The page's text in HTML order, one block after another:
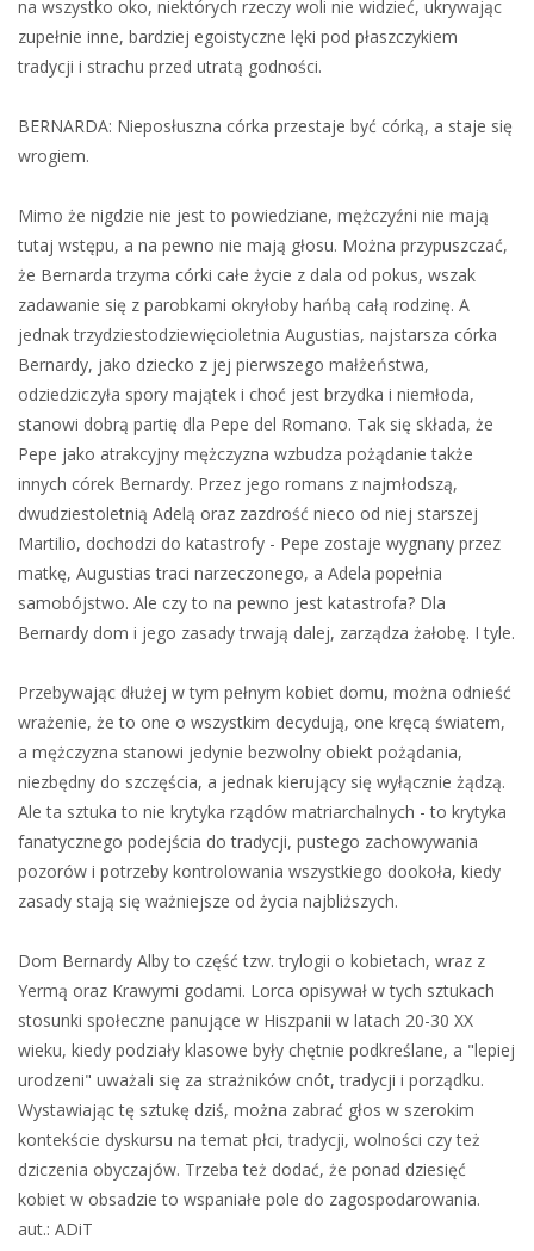
na wszystko oko, niektórych rzeczy woli nie widzieć, ukrywając
zupełnie inne, bardziej egoistyczne lęki pod płaszczykiem
tradycji i strachu przed utratą godności.
BERNARDA: Nieposłuszna córka przestaje być córką, a staje się
wrogiem.
Mimo że nigdzie nie jest to powiedziane, mężczyźni nie mają
tutaj wstępu, a na pewno nie mają głosu. Można przypuszczać,
że Bernarda trzyma córki całe życie z dala od pokus, wszak
zadawanie się z parobkami okryłoby hańbą całą rodzinę. A
jednak trzydziestodziewięcioletnia Augustias, najstarsza córka
Bernardy, jako dziecko z jej pierwszego małżeństwa,
odziedziczyła spory majątek i choć jest brzydka i niemłoda,
stanowi dobrą partię dla Pepe del Romano. Tak się składa, że
Pepe jako atrakcyjny mężczyzna wzbudza pożądanie także
innych córek Bernardy. Przez jego romans z najmłodszą,
dwudziestoletnią Adelą oraz zazdrość nieco od niej starszej
Martilio, dochodzi do katastrofy - Pepe zostaje wygnany przez
matkę, Augustias traci narzeczonego, a Adela popełnia
samobójstwo. Ale czy to na pewno jest katastrofa? Dla
Bernardy dom i jego zasady trwają dalej, zarządza żałobę. I tyle.
Przebywając dłużej w tym pełnym kobiet domu, można odnieść
wrażenie, że to one o wszystkim decydują, one kręcą światem,
a mężczyzna stanowi jedynie bezwolny obiekt pożądania,
niezbędny do szczęścia, a jednak kierujący się wyłącznie żądzą.
Ale ta sztuka to nie krytyka rządów matriarchalnych - to krytyka
fanatycznego podejścia do tradycji, pustego zachowywania
pozorów i potrzeby kontrolowania wszystkiego dookoła, kiedy
zasady stają się ważniejsze od życia najbliższych.
Dom Bernardy Alby to część tzw. trylogii o kobietach, wraz z
Yermą oraz Krawymi godami. Lorca opisywał w tych sztukach
stosunki społeczne panujące w Hiszpanii w latach 20-30 XX
wieku, kiedy podziały klasowe były chętnie podkreślane, a "lepiej
urodzeni" uważali się za strażników cnót, tradycji i porządku.
Wystawiając tę sztukę dziś, można zabrać głos w szerokim
kontekście dyskursu na temat płci, tradycji, wolności czy też
dziczenia obyczajów. Trzeba też dodać, że ponad dziesięć
kobiet w obsadzie to wspaniałe pole do zagospodarowania.
aut.: ADiT